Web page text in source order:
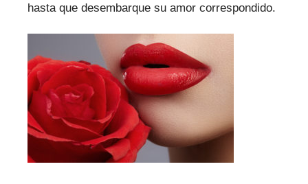
hasta que desembarque su amor correspondido.